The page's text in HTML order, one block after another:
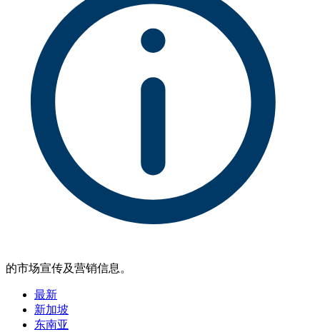
的市场宣传及营销信息。
最新
新加坡
东南亚